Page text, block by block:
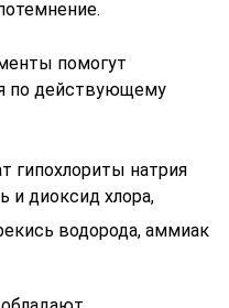
помогут
по действующему
гипохлориты натрия
и диоксид хлора,
водорода, аммиак